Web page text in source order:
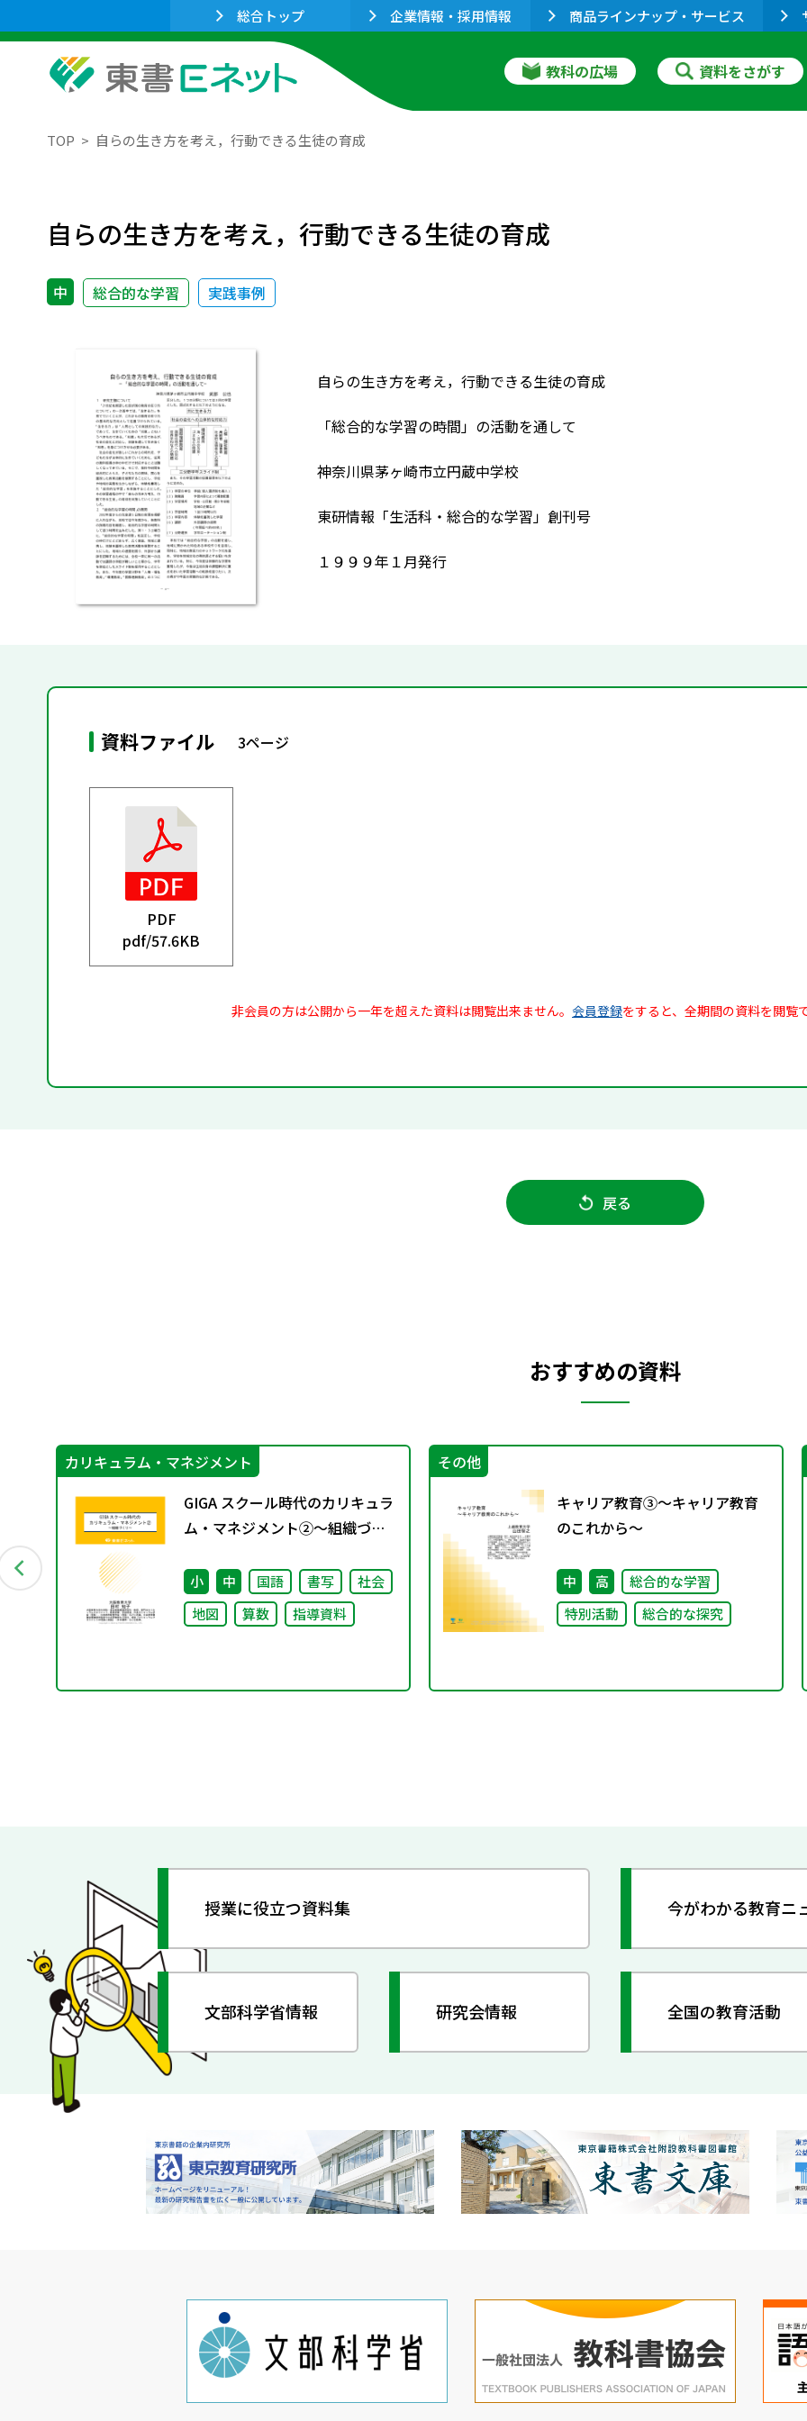
総合トップ 企業情報・採用情報 商品ラインナップ・サービス
教科の広場 資料をさがす
TOP 自らの生き方を考え，行動できる生徒の育成
自らの生き方を考え，行動できる生徒の育成
中 総合的な学習 実践事例
自らの生き方を考え，行動できる生徒の育成
「総合的な学習の時間」の活動を通して
神奈川県茅ヶ崎市立円蔵中学校
東研情報「生活科・総合的な学習」創刊号
１９９９年１月発行
資料ファイル 3ページ
PDF
pdf/57.6KB
非会員の方は公開から一年を超えた資料は閲覧出来ません。 会員登録をすると、全期間の資料を閲覧
戻る
おすすめの資料
カリキュラム・マネジメント
GIGA スクール時代のカリキュラ
ム・マネジメント②〜組織づく
小 中 国語 書写
社会
地図
算数 指導資料
その他
キャリア教育③～キャリア教育
のこれから～
中 高
総合的な学習
特別活動
総合的な探究
授業に役立つ資料集 今がわかる教育ニ
文部科学省情報 研究会情報 全国の教育活動